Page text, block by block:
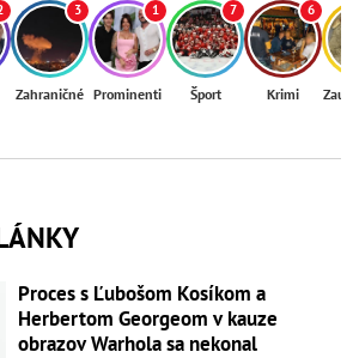
3
Zahraničné
1
Prominenti
7
Šport
6
Krimi
Proces s Ľubošom Kosíkom a
Herbertom Georgeom v kauze
obrazov Warhola sa nekonal